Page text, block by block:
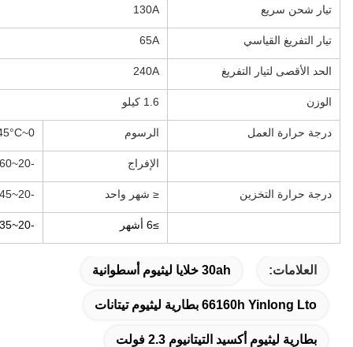
تيار شحن سريع 130A
تيار التفريغ القياسي 65A
الحد الأقصى لتيار التفريغ 240A
الوزن 1.6 كيلو
درجة حرارة العمل الرسوم 0~45°C
الإفراج -20~60 درجة مئوية
درجة حرارة التخزين ≤ شهر واحد -20~45 درجة مئوية
≥6 أشهر -20~35 درجة مئوية
العلامات: 30ah خلايا ليثيوم أسطوانية
66160h Yinlong Lto بطارية ليثيوم تيتانات
بطارية ليثيوم أكسيد التيتانيوم 2.3 فولت